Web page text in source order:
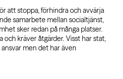
att stoppa, förhindra och avvärja
samarbete mellan socialtjänst,
sker redan på många platser.
och kräver åtgärder. Visst har stat,
men det har även